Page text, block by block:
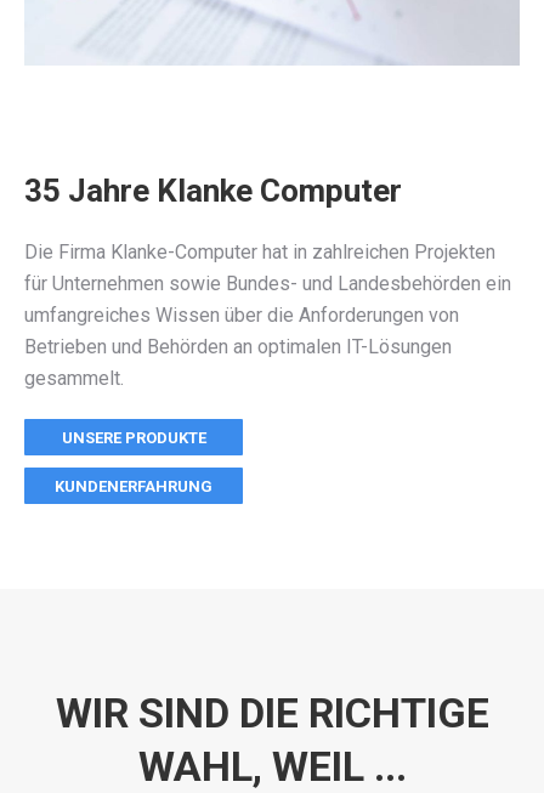
35 Jahre Klanke Computer
Die Firma Klanke-Computer hat in zahlreichen Projekten
für Unternehmen sowie Bundes- und Landesbehörden ein
umfangreiches Wissen über die Anforderungen von
Betrieben und Behörden an optimalen IT-Lösungen
gesammelt.
UNSERE PRODUKTE
KUNDENERFAHRUNG
WIR SIND DIE RICHTIGE
WAHL, WEIL ...